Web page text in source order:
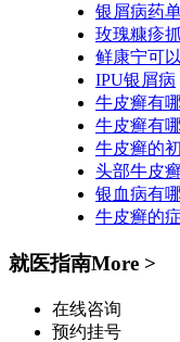
银屑病药
玫瑰糠疹
鲜康宁可
IPU银屑病
牛皮癣有
牛皮癣有
牛皮癣的
头部牛皮
银血病有
牛皮癣的
就医指南More >
在线咨询
预约挂号